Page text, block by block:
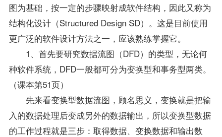
图为基础，按一定的步骤映射成软件结构，因此又称为
结构化设计（Structured Design SD）。这是目前使用
更广泛的软件设计方法之一，应该熟练掌握它。
1、首先要研究数据流图（DFD）的类型，无论何
种软件系统，DFD一般都可分为变换型和事务型两类。
（课本第51页）
先来看变换型数据流图，顾名思义，变换就是把输
入的数据处理后变成另外的数据输出，所以变换型数据
的工作过程就是三步：取得数据、变换数据和输出数